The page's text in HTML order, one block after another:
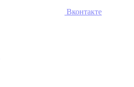
Вконтакте